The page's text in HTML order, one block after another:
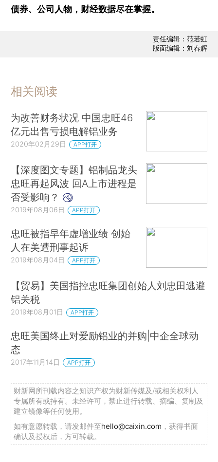
债券、公司人物，财经数据尽在掌握。
责任编辑：范若虹
版面编辑：刘春辉
相关阅读
为改善财务状况 中国忠旺46
亿元出售亏损电解铝业务
2020年02月29日 APP打开
【深度图文专题】铝制品龙头
忠旺再起风波 回A上市进程是
否受影响？
2019年08月06日 APP打开
忠旺被指早年虚增业绩 创始
人在美遭刑事起诉
2019年08月04日 APP打开
【贸易】美国指控忠旺集团创始人刘忠田逃避
铝关税
2019年08月01日 APP打开
忠旺美国终止对爱励铝业的并购|中企全球动
态
2017年11月14日 APP打开
财新网所刊载内容之知识产权为财新传媒及/或相关权利人
专属所有或持有。未经许可，禁止进行转载、摘编、复制及
建立镜像等任何使用。
如有意愿转载，请发邮件至hello@caixin.com ，获得书面
确认及授权后，方可转载。